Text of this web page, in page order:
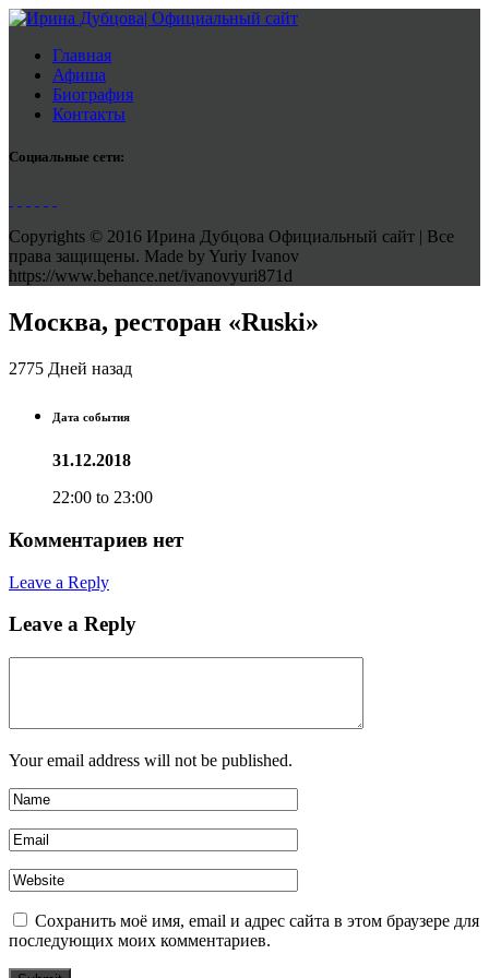
Главная
Афиша
Биография
Контакты
Социальные сети:
Copyrights © 2016 Ирина Дубцова Официальный сайт | Все
права защищены. Made by Yuriy Ivanov
https://www.behance.net/ivanovyuri871d
Москва, ресторан «Ruski»
2775 Дней назад
Дата события
31.12.2018
22:00 to 23:00
Комментариев нет
Leave a Reply
Leave a Reply
Your email address will not be published.
Сохранить моё имя, email и адрес сайта в этом браузере для
последующих моих комментариев.